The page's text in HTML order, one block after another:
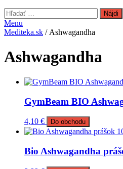
Hľadať:
Menu
Mediteka.sk / Ashwagandha
Ashwagandha
GymBeam BIO
4,10 € Do obchodu
Bio Ashwagandha